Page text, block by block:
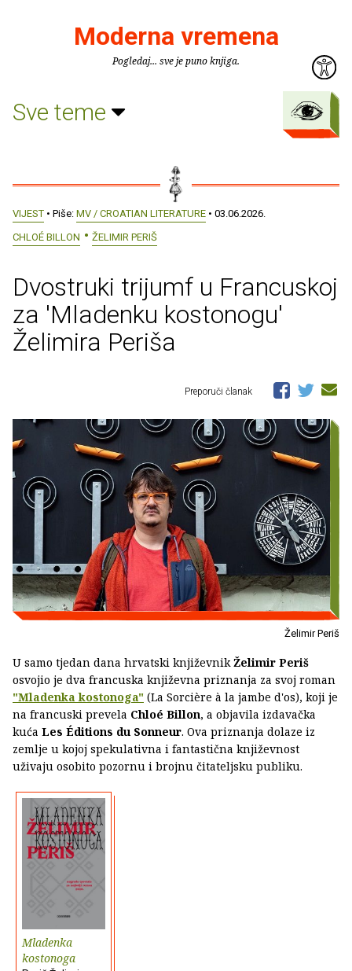
Moderna vremena
Pogledaj... sve je puno knjiga.
Sve teme
VIJEST • Piše: MV / CROATIAN LITERATURE • 03.06.2026.
CHLOÉ BILLON
ŽELIMIR PERIŠ
Dvostruki trijumf u Francuskoj
za 'Mladenku kostonogu'
Želimira Periša
Preporuči članak
Želimir Periš
U samo tjedan dana hrvatski književnikŽelimir Periš
osvojio je dva francuska književna priznanja za svoj roman
"Mladenka kostonoga" (La Sorcière à la jambe d'os), koji je
na francuski prevela Chloé Billon, a objavila izdavačka
kuća Les Éditions du Sonneur. Ova priznanja dolaze iz
zemlje u kojoj spekulativna i fantastična književnost
uživaju osobito pozornu i brojnu čitateljsku publiku.
Mladenka
kostonoga